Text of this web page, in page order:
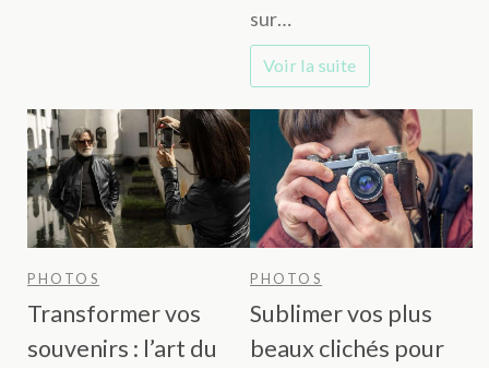
Plages
:
des
instants
sur…
Voir la suite
PHOTOS
Transformer vos
souvenirs : l’art du
PHOTOS
Sublimer vos plus
beaux clichés pour